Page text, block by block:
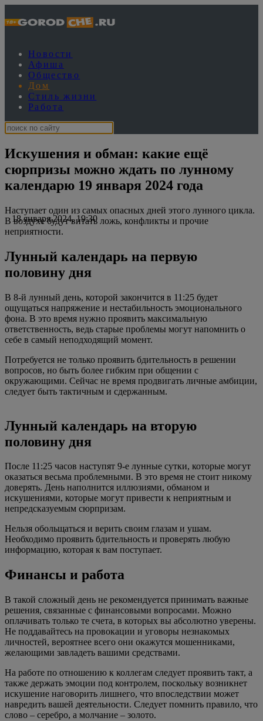
Новости
Афиша
Общество
Дом
Стиль жизни
Работа
Искушения и обман: какие ещё
сюрпризы можно ждать по лунному
календарю 19 января 2024 года
18 января 2024, 19:30
Наступает один из самых опасных дней этого лунного цикла.
В воздухе будут витать ложь, конфликты и прочие
неприятности.
Лунный календарь на первую
половину дня
В 8-й лунный день, которой закончится в 11:25 будет
ощущаться напряжение и нестабильность эмоционального
фона. В это время нужно проявить максимальную
ответственность, ведь старые проблемы могут напомнить о
себе в самый неподходящий момент.
Потребуется не только проявить бдительность в решении
вопросов, но быть более гибким при общении с
окружающими. Сейчас не время продвигать личные амбиции,
следует быть тактичным и сдержанным.
Лунный календарь на вторую
половину дня
После 11:25 часов наступят 9-е лунные сутки, которые могут
оказаться весьма проблемными. В это время не стоит никому
доверять. День наполнится иллюзиями, обманом и
искушениями, которые могут привести к неприятным и
непредсказуемым сюрпризам.
Нельзя обольщаться и верить своим глазам и ушам.
Необходимо проявить бдительность и проверять любую
информацию, которая к вам поступает.
Финансы и работа
В такой сложный день не рекомендуется принимать важные
решения, связанные с финансовыми вопросами. Можно
оплачивать только те счета, в которых вы абсолютно уверены.
Не поддавайтесь на провокации и уговоры незнакомых
личностей, вероятнее всего они окажутся мошенниками,
желающими завладеть вашими средствами.
На работе по отношению к коллегам следует проявить такт, а
также держать эмоции под контролем, поскольку возникнет
искушение наговорить лишнего, что впоследствии может
навредить вашей деятельности. Следует помнить правило, что
слово – серебро, а молчание – золото.